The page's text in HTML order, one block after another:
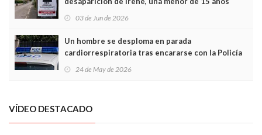
03 de Jun de 2026
Un hombre se desploma en parada
cardiorrespiratoria tras encararse con la Policía
Local en Luanco
24 de May de 2026
VÍDEO DESTACADO